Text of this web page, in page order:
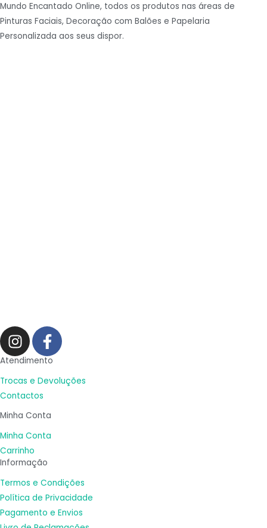
Mundo Encantado Online, todos os produtos nas áreas de
Pinturas Faciais, Decoração com Balões e Papelaria
Personalizada aos seus dispor.
I
n
s
t
a
g
r
a
m
F
a
c
e
o
o
k
f
Atendimento
Trocas e Devoluções
Contactos
Minha Conta
Minha Conta
Carrinho
Informação
Termos e Condições
Política de Privacidade
Pagamento e Envios